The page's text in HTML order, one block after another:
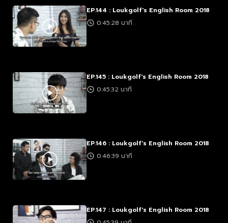
EP.144 : Loukgolf's English Room 2018
0:45:28 นาที
EP.145 : Loukgolf's English Room 2018
0:45:32 นาที
EP.146 : Loukgolf's English Room 2018
0:46:39 นาที
EP.147 : Loukgolf's English Room 2018